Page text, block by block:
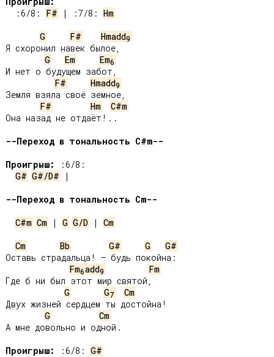
:6/8: F# | :7/8: Hm
G
F# Hmadd9
Я схоронил навек былое,
G
Em Em6
И нет о будущем забот,
F#
Hmadd9
Земля взяла своё земное,
F#
Hm
C#m
Она назад не отдаёт!..
--Переход в тональность C#m--
Проигрыш:
G# G#/D# |
--Переход в тональность Cm--
C#m Cm | G G/D | Cm
Cm
Bb G# G
G#
Оставь страдальца! – будь покойна:
Fm6add9
Fm
Где б ни был этот мир святой,
G
G7
Cm
Двух жизней сердцем ты достойна!
G
Cm
А мне довольно и одной.
Проигрыш:
:6/8: G#